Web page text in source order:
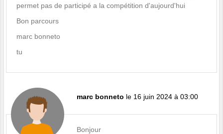
permet pas de participé a la compétition d'aujourd'hui
Bon parcours
marc bonneto
tu
marc bonneto le 16 juin 2024 à 03:00
Bonjour